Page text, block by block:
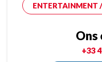
ENTERTAINMENT
Ons
+33